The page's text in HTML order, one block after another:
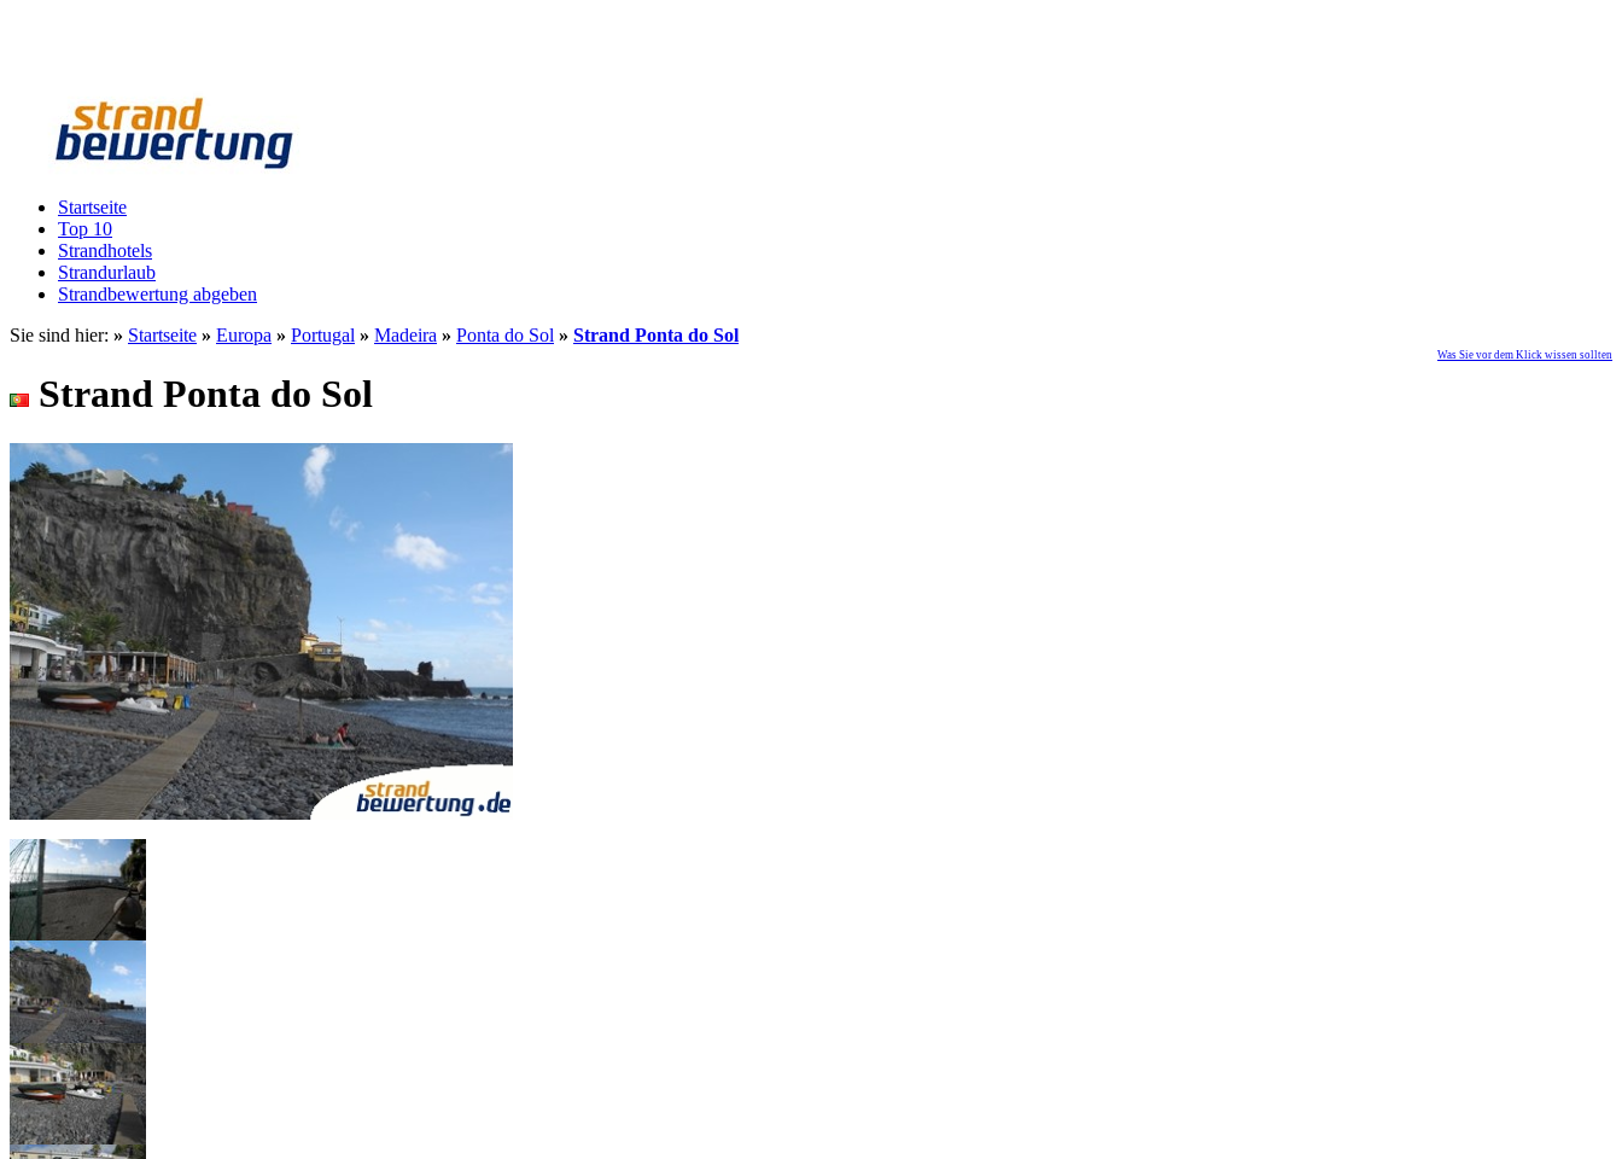
Startseite
Top 10
Strandhotels
Strandurlaub
Strandbewertung abgeben
Was Sie vor dem Klick wissen sollten
Sie sind hier: » Startseite » Europa » Portugal » Madeira » Ponta do Sol » Strand Ponta do Sol
Strand Ponta do Sol